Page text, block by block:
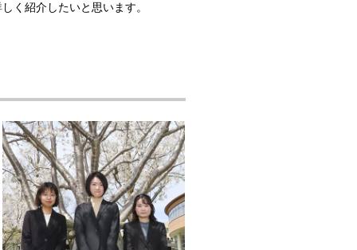
く紹介したいと思います。